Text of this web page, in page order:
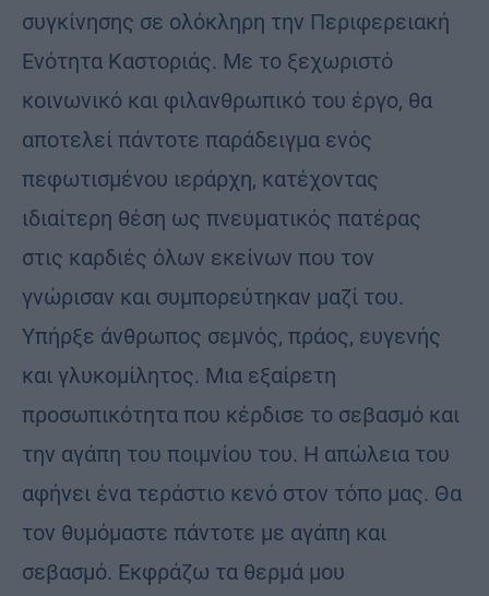
συγκίνησης σε ολόκληρη την Περιφερειακή
Ενότητα Καστοριάς. Με το ξεχωριστό
κοινωνικό και φιλανθρωπικό του έργο, θα
αποτελεί πάντοτε παράδειγμα ενός
πεφωτισμένου ιεράρχη, κατέχοντας
ιδιαίτερη θέση ως πνευματικός πατέρας
στις καρδιές όλων εκείνων που τον
γνώρισαν και συμπορεύτηκαν μαζί του.
Υπήρξε άνθρωπος σεμνός, πράος, ευγενής
και γλυκομίλητος. Μια εξαίρετη
προσωπικότητα που κέρδισε το σεβασμό και
την αγάπη του ποιμνίου του. Η απώλεια του
αφήνει ένα τεράστιο κενό στον τόπο μας. Θα
τον θυμόμαστε πάντοτε με αγάπη και
σεβασμό. Εκφράζω τα θερμά μου